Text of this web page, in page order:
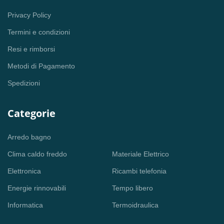
Privacy Policy
Termini e condizioni
Resi e rimborsi
Metodi di Pagamento
Spedizioni
Categorie
Arredo bagno
Clima caldo freddo
Elettronica
Energie rinnovabili
Informatica
Materiale Elettrico
Ricambi telefonia
Tempo libero
Termoidraulica